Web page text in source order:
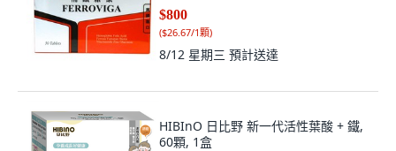
$800
($26.67/1顆)
8/12 星期三 預計送達
HIBInO 日比野 新一代活性葉酸 + 鐵,
60顆, 1盒